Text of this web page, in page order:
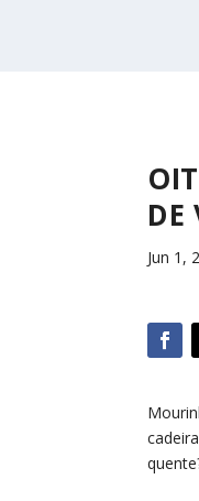
DE
Jun 1,